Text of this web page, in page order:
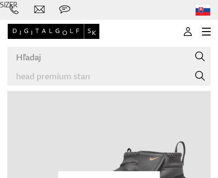
Palice
SIZER